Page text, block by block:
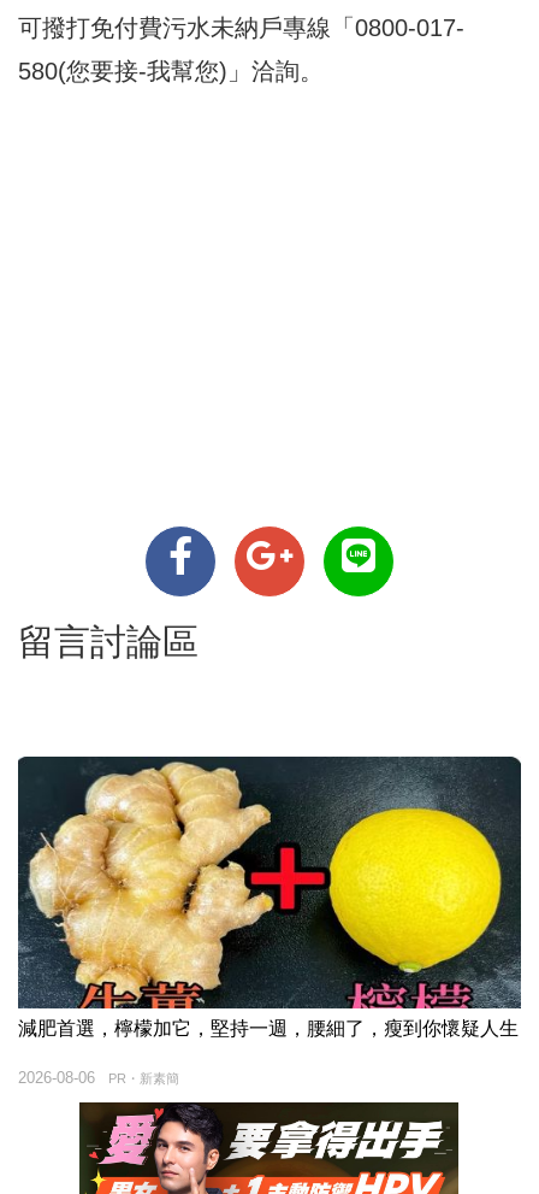
可撥打免付費污水未納戶專線「0800-017-
580(您要接-我幫您)」洽詢。
留言討論區
減肥首選，檸檬加它，堅持一週，腰細了，瘦到你懷疑人生
PR・新素簡
2026-08-06